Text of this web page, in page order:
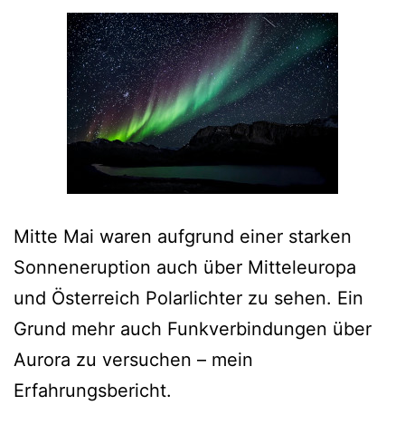
Mitte Mai waren aufgrund einer starken
Sonneneruption auch über Mitteleuropa
und Österreich Polarlichter zu sehen. Ein
Grund mehr auch Funkverbindungen über
Aurora zu versuchen – mein
Erfahrungsbericht.